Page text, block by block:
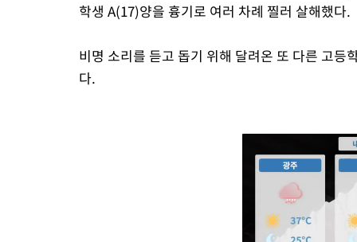
학생 A(17)양을 흉기로 여러 차례 찔러 살해했다.
비명 소리를 듣고 돕기 위해 달려온 또 다른 고
다.